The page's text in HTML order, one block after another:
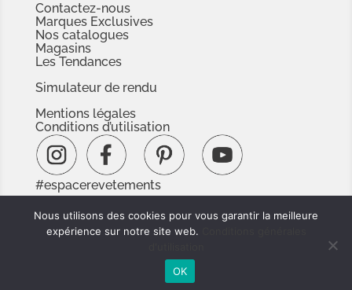
Contactez-nous
Marques Exclusives
Nos catalogues
Magasins
Les Tendances
Simulateur de rendu
Mentions légales
Conditions d’utilisation
#espacerevetements
www.espacedoc.fr
www.signnaturedexception.com
Nous utilisons des cookies pour vous garantir la meilleure
expérience sur notre site web.
OK